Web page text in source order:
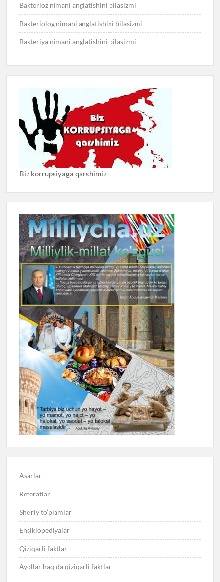
Bakterioz nimani anglatishini bilasizmi
Bakteriolog nimani anglatishini bilasizmi
Bakteriya nimani anglatishini bilasizmi
Biz korrupsiyaga qarshimiz
Asarlar
Referatlar
She’riy to’plamlar
Ensiklopediyalar
Qiziqarli faktlar
Ayollar haqida qiziqarli faktlar